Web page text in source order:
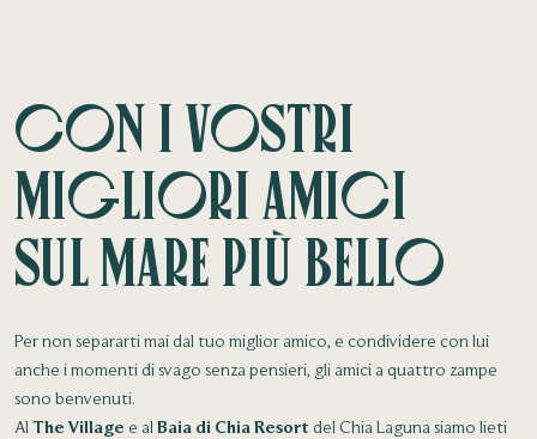
Con i vostri
migliori amici
sul mare più bello
Per non separarti mai dal tuo miglior amico, e condividere con lui
anche i momenti di svago senza pensieri, gli amici a quattro zampe
sono benvenuti.
Al The Village e al Baia di Chia Resort del Chia Laguna siamo lieti